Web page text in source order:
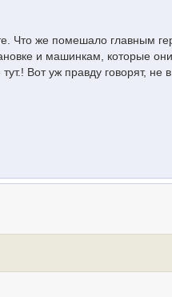
Что же помешало главным
и машинкам, которые
Вот уж правду говорят, не